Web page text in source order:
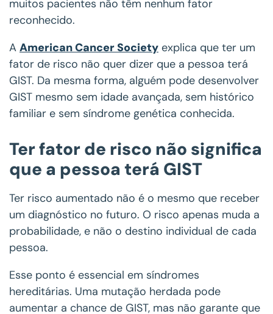
muitos pacientes não têm nenhum fator
reconhecido.
A American Cancer Society explica que ter um
fator de risco não quer dizer que a pessoa terá
GIST. Da mesma forma, alguém pode desenvolver
GIST mesmo sem idade avançada, sem histórico
familiar e sem síndrome genética conhecida.
Ter fator de risco não significa
que a pessoa terá GIST
Ter risco aumentado não é o mesmo que receber
um diagnóstico no futuro. O risco apenas muda a
probabilidade, e não o destino individual de cada
pessoa.
Esse ponto é essencial em síndromes
hereditárias. Uma mutação herdada pode
aumentar a chance de GIST, mas não garante que